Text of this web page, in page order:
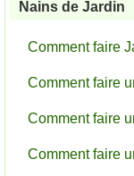
Nains de Jardin
Comment faire
Comment faire
Comment faire
Comment faire